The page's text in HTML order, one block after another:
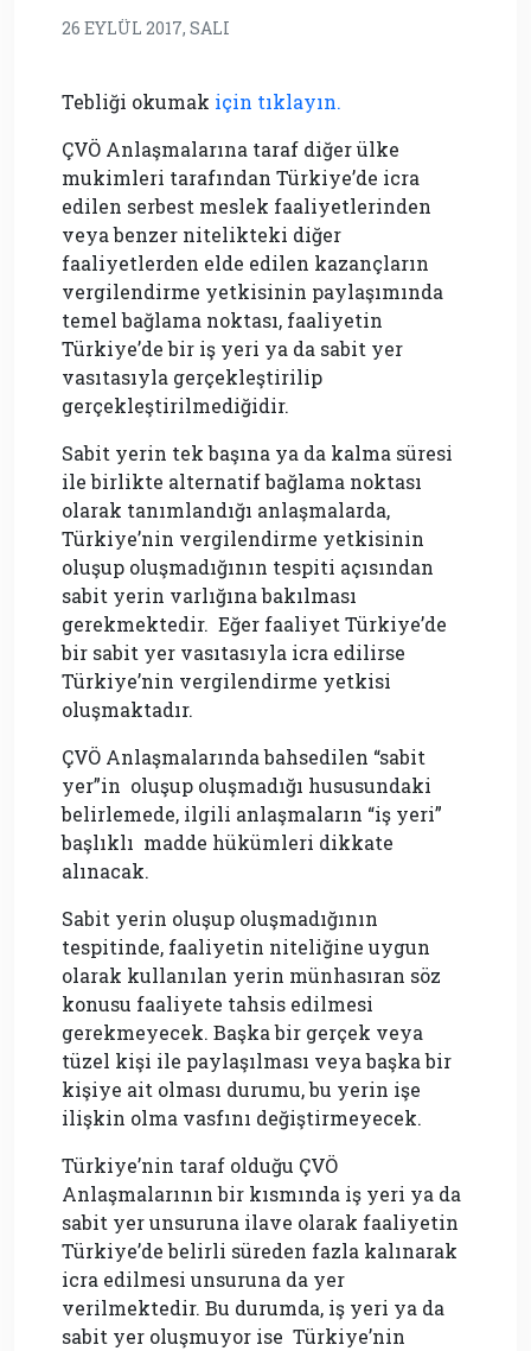
26 EYLÜL 2017, SALI
Tebliği okumak için tıklayın.
ÇVÖ Anlaşmalarına taraf diğer ülke
mukimleri tarafından Türkiye’de icra
edilen serbest meslek faaliyetlerinden
veya benzer nitelikteki diğer
faaliyetlerden elde edilen kazançların
vergilendirme yetkisinin paylaşımında
temel bağlama noktası, faaliyetin
Türkiye’de bir iş yeri ya da sabit yer
vasıtasıyla gerçekleştirilip
gerçekleştirilmediğidir.
Sabit yerin tek başına ya da kalma süresi
ile birlikte alternatif bağlama noktası
olarak tanımlandığı anlaşmalarda,
Türkiye’nin vergilendirme yetkisinin
oluşup oluşmadığının tespiti açısından
sabit yerin varlığına bakılması
gerekmektedir. Eğer faaliyet Türkiye’de
bir sabit yer vasıtasıyla icra edilirse
Türkiye’nin vergilendirme yetkisi
oluşmaktadır.
ÇVÖ Anlaşmalarında bahsedilen “sabit
yer”in oluşup oluşmadığı hususundaki
belirlemede, ilgili anlaşmaların “iş yeri”
başlıklı madde hükümleri dikkate
alınacak.
Sabit yerin oluşup oluşmadığının
tespitinde, faaliyetin niteliğine uygun
olarak kullanılan yerin münhasıran söz
konusu faaliyete tahsis edilmesi
gerekmeyecek. Başka bir gerçek veya
tüzel kişi ile paylaşılması veya başka bir
kişiye ait olması durumu, bu yerin işe
ilişkin olma vasfını değiştirmeyecek.
Türkiye’nin taraf olduğu ÇVÖ
Anlaşmalarının bir kısmında iş yeri ya da
sabit yer unsuruna ilave olarak faaliyetin
Türkiye’de belirli süreden fazla kalınarak
icra edilmesi unsuruna da yer
verilmektedir. Bu durumda, iş yeri ya da
sabit yer oluşmuyor ise Türkiye’nin